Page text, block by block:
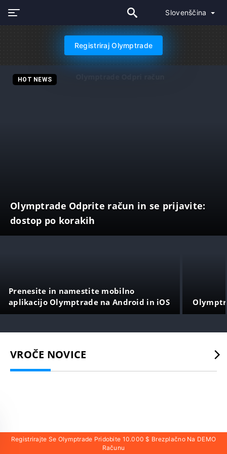
Slovenščina
Registriraj Olymptrade
HOT NEWS
Olymptrade Odprite račun in se prijavite:
dostop po korakih
Prenesite in namestite mobilno
aplikacijo Olymptrade na Android in iOS
VROČE NOVICE
Registrirajte Se Olymptrade Pridobite 10.000 $ Brezplačno Na DEMO
Računu